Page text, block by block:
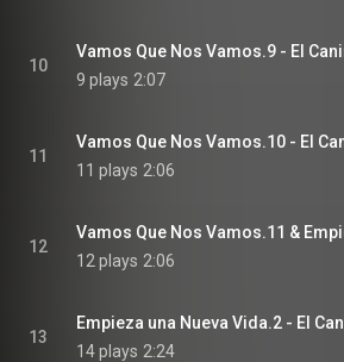
10
9 plays 2:07
11
11 plays 2:06
12
12 plays 2:06
13
14 plays 2:24